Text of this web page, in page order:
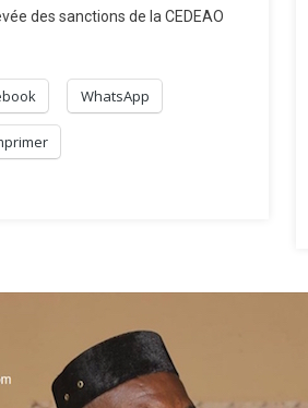
des sanctions de la CEDEAO
WhatsApp